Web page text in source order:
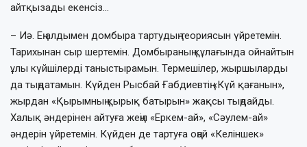
айтқызады екен­сіз…
– Иә. Ең алдымен домбыра тартудың теориясын үйретемін.
Тарихынан сыр шер­­темін. Домбыраның құлағында ойнай­тын
ұлы күйшілерді таныстырамын. Тер­ме­шілер, жыршыларды
да тыңдатамын. Күйден Рысбай Ғабдиевтің «Күй қағанын»,
жырдан «Қырымның қырық батырын» жақсы тыңдайды.
Халық әндерінен айтуға жеңіл «Еркем-ай», «Сәулем-ай»
әндерін үйретемін. Күйден де тартуға оңай «Келін­шек»